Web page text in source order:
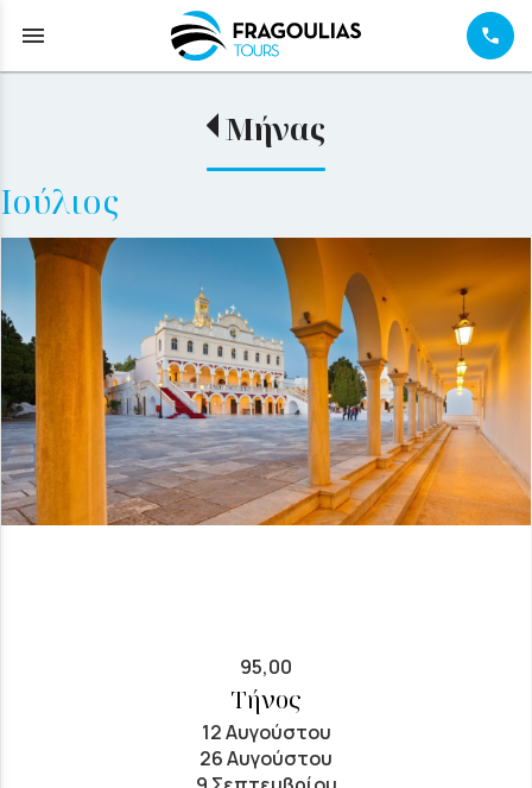
menu
Μήνας
Ιούλιος
95,00
Τήνος
12 Αυγούστου
26 Αυγούστου